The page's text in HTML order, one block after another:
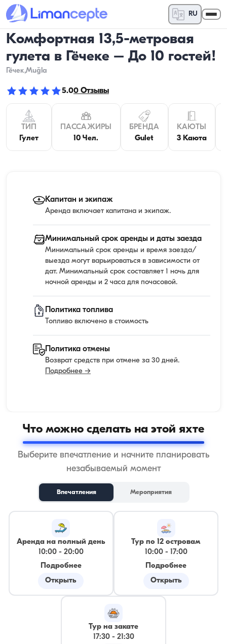
RU
Комфортная 13,5-метровая
гулета в Гёчеке – До 10 гостей!
Гёчек,Muğla
5.00 Отзывы
ТИП
Гулет
ПАССАЖИРЫ
10 Чел.
БРЕНДА
Gulet
КАЮТЫ
3 Каюта
Капитан и экипаж
Аренда включает капитана и экипаж.
Минимальный срок аренды и даты заезда
Минимальный срок аренды и время заезда/
выезда могут варьироваться в зависимости от
дат. Минимальный срок составляет 1 ночь для
ночной аренды и 2 часа для почасовой.
Политика топлива
Топливо включено в стоимость
Политика отмены
Возврат средств при отмене за 30 дней.
Подробнее →
Что можно сделать на этой яхте
Выберите впечатление и начните планировать
незабываемый момент
Впечатления Мероприятия
Аренда на полный день
10:00- 20:00
Подробнее
Открыть
Тур по 12 островам
10:00-
17:00
Подробнее
Открыть
Тур на закате
17:30- 21:30